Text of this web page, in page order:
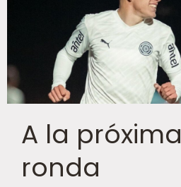
A la próxima
ronda